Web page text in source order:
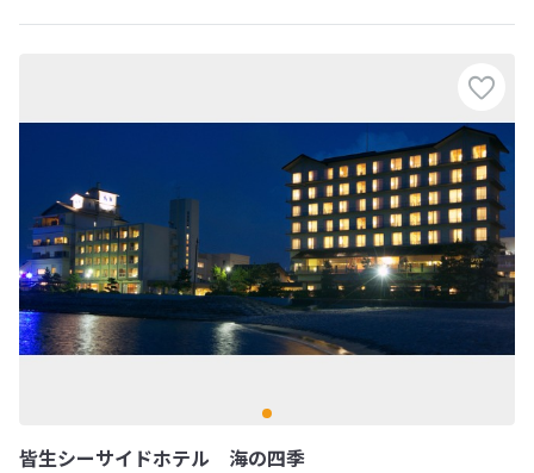
皆生シーサイドホテル 海の四季